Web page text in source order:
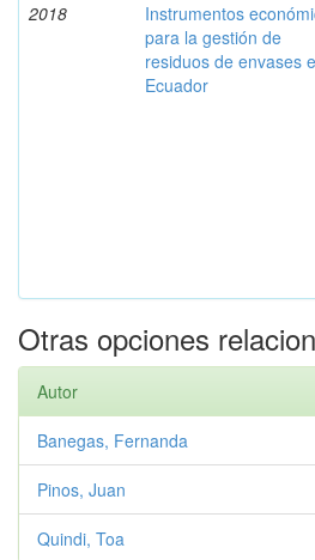
2018
Instrumentos
para la gestión de
residuos de envases
Ecuador
Otras opciones
Autor
Banegas, Fernanda
Pinos, Juan
Quindi, Toa